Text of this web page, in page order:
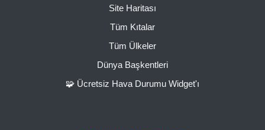
Site Haritası
Tüm Kıtalar
Tüm Ülkeler
Dünya Başkentleri
🧩 Ücretsiz Hava Durumu Widget'ı